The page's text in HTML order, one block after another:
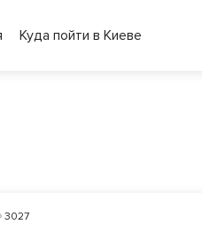
Куда пойти в Киеве
3027